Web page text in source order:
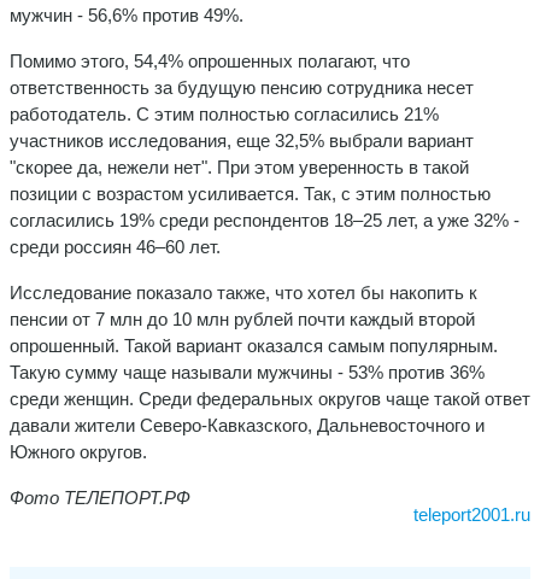
мужчин - 56,6% против 49%.
Помимо этого, 54,4% опрошенных полагают, что
ответственность за будущую пенсию сотрудника несет
работодатель. С этим полностью согласились 21%
участников исследования, еще 32,5% выбрали вариант
"скорее да, нежели нет". При этом уверенность в такой
позиции с возрастом усиливается. Так, с этим полностью
согласились 19% среди респондентов 18–25 лет, а уже 32% -
среди россиян 46–60 лет.
Исследование показало также, что хотел бы накопить к
пенсии от 7 млн до 10 млн рублей почти каждый второй
опрошенный. Такой вариант оказался самым популярным.
Такую сумму чаще называли мужчины - 53% против 36%
среди женщин. Среди федеральных округов чаще такой ответ
давали жители Северо-Кавказского, Дальневосточного и
Южного округов.
Фото ТЕЛЕПОРТ.РФ
teleport2001.ru